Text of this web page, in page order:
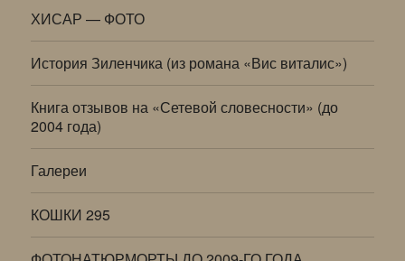
ХИСАР — ФОТО
История Зиленчика (из романа «Вис виталис»)
Книга отзывов на «Сетевой словесности» (до
2004 года)
Галереи
КОШКИ 295